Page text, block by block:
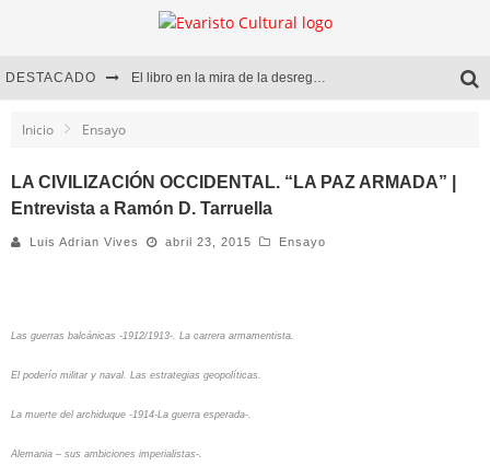
DESTACADO El libro en la mira de la desregulación
Alejandra Correa | La nieve
Inicio Ensayo
LA CIVILIZACIÓN OCCIDENTAL. “LA PAZ ARMADA” |
Entrevista a Ramón D. Tarruella
Luis Adrian Vives abril 23, 2015 Ensayo
Las guerras balcánicas -1912/1913-. La carrera armamentista.
El poderío militar y naval. Las estrategias geopolíticas.
La muerte del archiduque -1914-La guerra esperada-.
Alemania – sus ambiciones imperialistas-.